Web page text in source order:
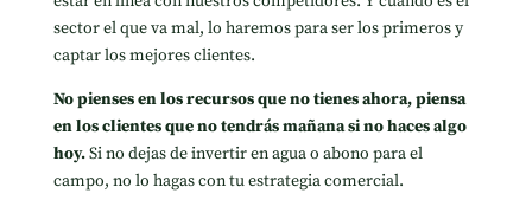
sector el que va mal, lo haremos para ser los primeros y
captar los mejores clientes.
No pienses en los recursos que no tienes ahora, piensa
en los clientes que no tendrás mañana si no haces algo
hoy.Si no dejas de invertir en agua o abono para el
campo, no lo hagas con tu estrategia comercial.